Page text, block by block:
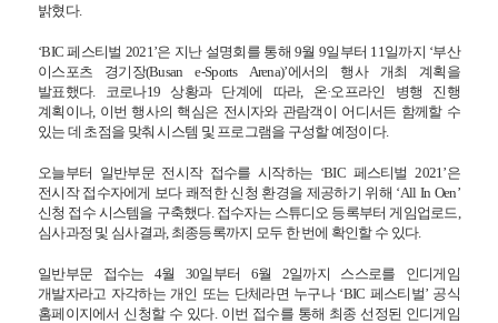
밝혔다.
‘BIC페스티벌 2021’은 지난 설명회를 통해 9월 9일부터 11일까지 ‘부산
이스포츠 경기장(Busan e-Sports Arena)’에서의 행사 개최 계획을
발표했다. 코로나19 상황과 단계에 따라, 온·오프라인 병행 진행
계획이나, 이번 행사의 핵심은 전시자와 관람객이 어디서든 함께할 수
있는 데 초점을 맞춰 시스템 및 프로그램을 구성할 예정이다.
오늘부터 일반부문 전시작 접수를 시작하는 ‘BIC 페스티벌 2021’은
전시작 접수자에게 보다 쾌적한 신청 환경을 제공하기 위해 ‘All In Oen’
신청 접수 시스템을 구축했다. 접수자는 스튜디오 등록부터 게임업로드,
심사과정 및 심사결과, 최종등록까지 모두 한 번에 확인할 수 있다.
일반부문 접수는 4월 30일부터 6월 2일까지 스스로를 인디게임
개발자라고 자각하는 개인 또는 단체라면 누구나 ‘BIC 페스티벌’ 공식
홈페이지에서 신청할 수 있다. 이번 접수를 통해 최종 선정된 인디게임